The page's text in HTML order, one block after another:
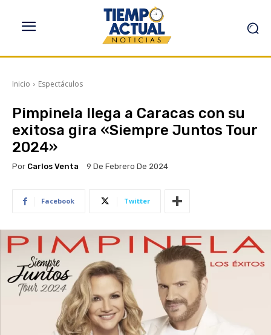
Inicio Espectáculos
Pimpinela llega a Caracas con su
exitosa gira «Siempre Juntos Tour
2024»
Por Carlos Venta 9 De Febrero De 2024
Facebook Twitter